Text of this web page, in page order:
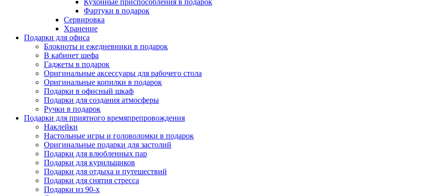
Кухонные приспособления в подарок
Фартуки в подарок
Сервировка
Хранение
Подарки для офиса
Блокноты и ежедневники в подарок
В кабинет шефа
Гаджеты в подарок
Оригинальные аксессуары для рабочего стола
Оригинальные копилки в подарок
Подарки в офисный шкаф
Подарки для создания атмосферы
Ручки в подарок
Подарки для приятного времяпрепровождения
Наклейки
Настольные игры и головоломки в подарок
Оригинальные подарки для застолий
Подарки для влюбленных пар
Подарки для курильщиков
Подарки для отдыха и путешествий
Подарки для снятия стресса
Подарки из 90-х